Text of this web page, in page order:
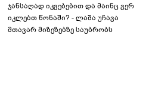
ჯანსაღად იკვებებით და მაინც ვერ
იკლებთ წონაში? - ლაშა უჩავა
მთავარ მიზეზებზე საუბრობს